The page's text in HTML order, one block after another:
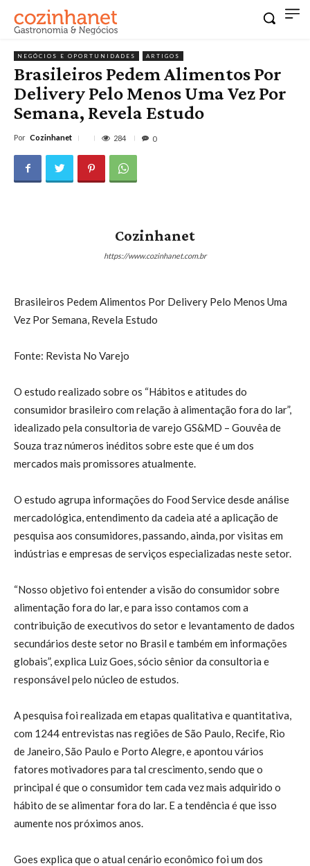
NEGÓCIOS E OPORTUNIDADES ARTIGOS
Brasileiros Pedem Alimentos Por
Delivery Pelo Menos Uma Vez Por
Semana, Revela Estudo
Por Cozinhanet 284 0
Cozinhanet
https://www.cozinhanet.com.br
Brasileiros Pedem Alimentos Por Delivery Pelo Menos Uma
Vez Por Semana, Revela Estudo
Fonte: Revista No Varejo
O estudo realizado sobre os “Hábitos e atitudes do
consumidor brasileiro com relação à alimentação fora do lar”,
idealizado pela consultoria de varejo GS&MD – Gouvêa de
Souza traz números inéditos sobre este que é um dos
mercados mais promissores atualmente.
O estudo agrupa informações do Food Service desde análise
mercadológica, entendimento da cadeia até a aplicação de
pesquisa aos consumidores, passando, ainda, por visitas em
indústrias e empresas de serviços especializadas neste setor.
“Nosso objetivo foi entender a visão do consumidor sobre
alimentação fora do lar, e para isso contamos com a
contribuição de executivos do setor e levantamento de dados
secundários deste setor no Brasil e também em informações
globais”, explica Luiz Goes, sócio sênior da consultoria e
responsável pelo núcleo de estudos.
A pesquisa foi realizada em etapas qualitativa e quantitativa,
com 1244 entrevistas nas regiões de São Paulo, Recife, Rio
de Janeiro, São Paulo e Porto Alegre, e apontou vários
fatores motivadores para tal crescimento, sendo que o
principal é que o consumidor tem cada vez mais adquirido o
hábito de se alimentar fora do lar. E a tendência é que isso
aumente nos próximos anos.
Goes explica que o atual cenário econômico foi um dos